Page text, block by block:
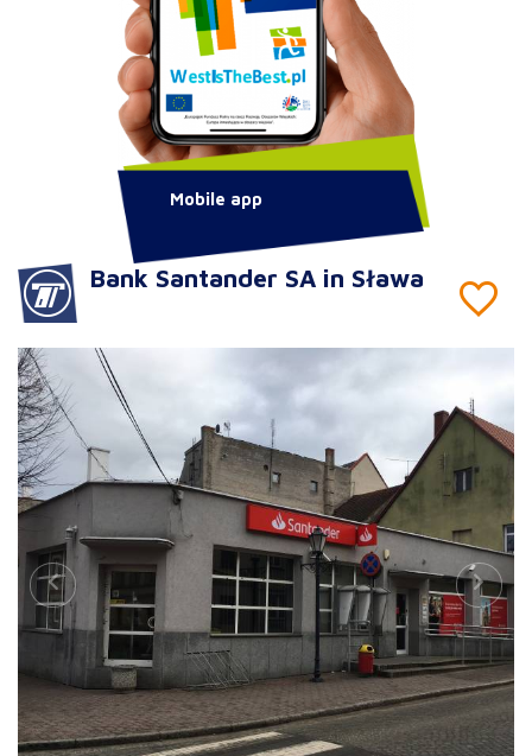
Bank Santander SA in Sława
Mobile app